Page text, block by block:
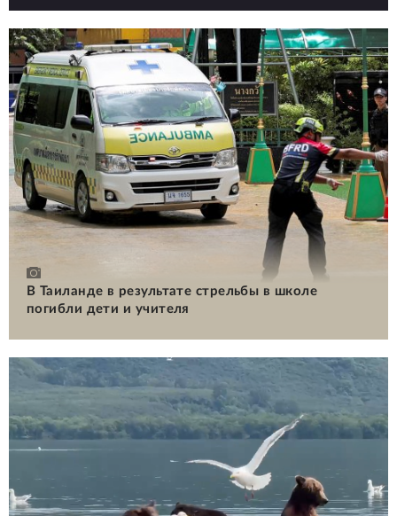
В Таиланде в результате стрельбы в школе
погибли дети и учителя